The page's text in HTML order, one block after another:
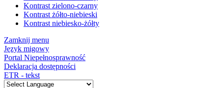
Kontrast zielono-czarny
Kontrast żółto-niebieski
Kontrast niebiesko-żółty
Zamknij menu
Język migowy
Portal Niepełnosprawność
Deklaracja dostępności
ETR - tekst